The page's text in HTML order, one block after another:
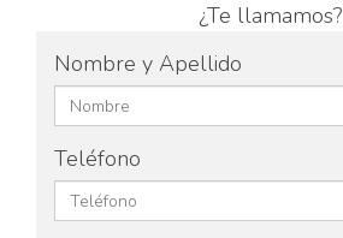
¿Te llamamos?
Nombre y Apellido
Teléfono